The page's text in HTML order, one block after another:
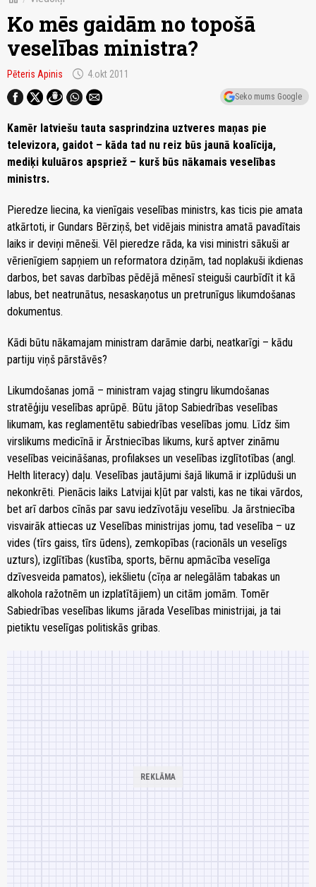
Ko mēs gaidām no topošā
veselības ministra?
Pēteris Apinis schedule 4.okt 2011
Seko mums Google
Kamēr latviešu tauta sasprindzina uztveres maņas pie
televizora, gaidot – kāda tad nu reiz būs jaunā koalīcija,
mediķi kuluāros apspriež – kurš būs nākamais veselības
ministrs.
Pieredze liecina, ka vienīgais veselības ministrs, kas ticis pie amata
atkārtoti, ir Gundars Bērziņš, bet vidējais ministra amatā pavadītais
laiks ir deviņi mēneši. Vēl pieredze rāda, ka visi ministri sākuši ar
vērienīgiem sapņiem un reformatora dziņām, tad noplakuši ikdienas
darbos, bet savas darbības pēdējā mēnesī steiguši caurbīdīt it kā
labus, bet neatrunātus, nesaskaņotus un pretrunīgus likumdošanas
dokumentus.
Kādi būtu nākamajam ministram darāmie darbi, neatkarīgi – kādu
partiju viņš pārstāvēs?
Likumdošanas jomā – ministram vajag stingru likumdošanas
stratēģiju veselības aprūpē. Būtu jātop Sabiedrības veselības
likumam, kas reglamentētu sabiedrības veselības jomu. Līdz šim
virslikums medicīnā ir Ārstniecības likums, kurš aptver zināmu
veselības veicināšanas, profilakses un veselības izglītotības (angl.
Helth literacy) daļu. Veselības jautājumi šajā likumā ir izplūduši un
nekonkrēti. Pienācis laiks Latvijai kļūt par valsti, kas ne tikai vārdos,
bet arī darbos cīnās par savu iedzīvotāju veselību. Ja ārstniecība
visvairāk attiecas uz Veselības ministrijas jomu, tad veselība – uz
vides (tīrs gaiss, tīrs ūdens), zemkopības (racionāls un veselīgs
uzturs), izglītības (kustība, sports, bērnu apmācība veselīga
dzīvesveida pamatos), iekšlietu (cīņa ar nelegālām tabakas un
alkohola ražotnēm un izplatītājiem) un citām jomām. Tomēr
Sabiedrības veselības likums jārada Veselības ministrijai, ja tai
pietiktu veselīgas politiskās gribas.